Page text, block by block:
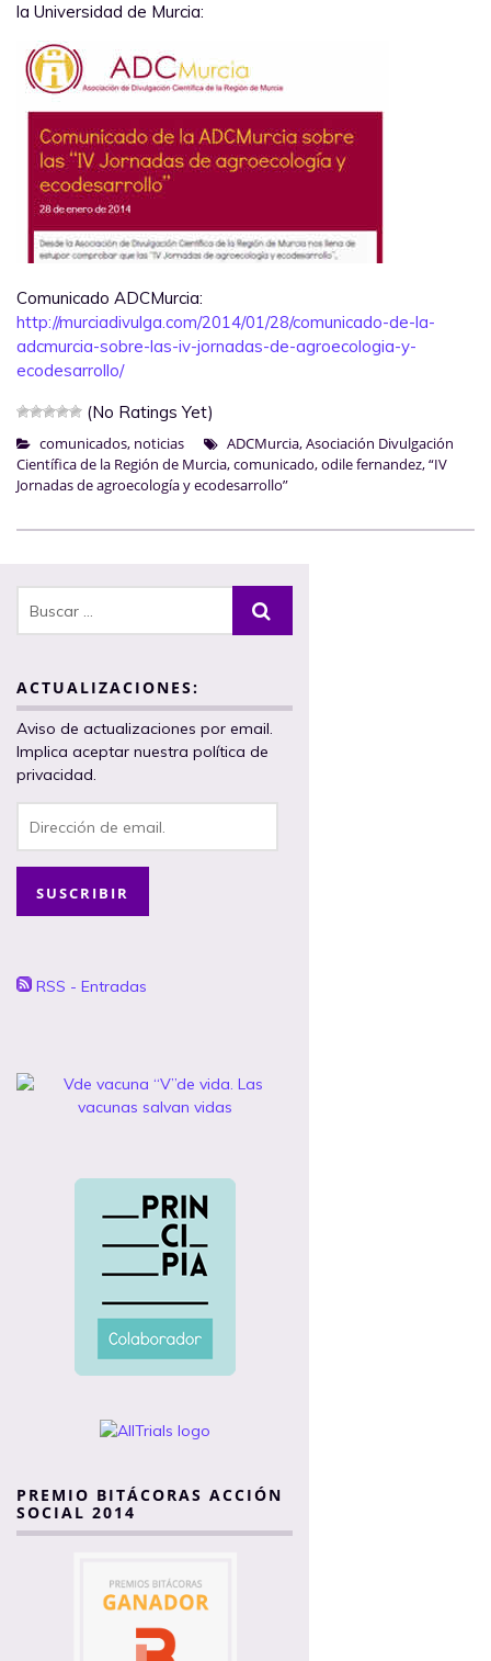
la Universidad de Murcia:
Comunicado ADCMurcia:
http://murciadivulga.com/2014/01/28/comunicado-de-la-
adcmurcia-sobre-las-iv-jornadas-de-agroecologia-y-
ecodesarrollo/
(No Ratings Yet)
comunicados, noticias ADCMurcia,Asociación Divulgación
Científica de la Región de Murcia,comunicado,odile fernandez,“IV
Jornadas de agroecología y ecodesarrollo”
ACTUALIZACIONES:
Aviso de actualizaciones por email.
Implica aceptar nuestra política de
privacidad.
de
SUSCRIBIR
RSS - Entradas
PREMIO BITÁCORAS ACCIÓN
SOCIAL 2014